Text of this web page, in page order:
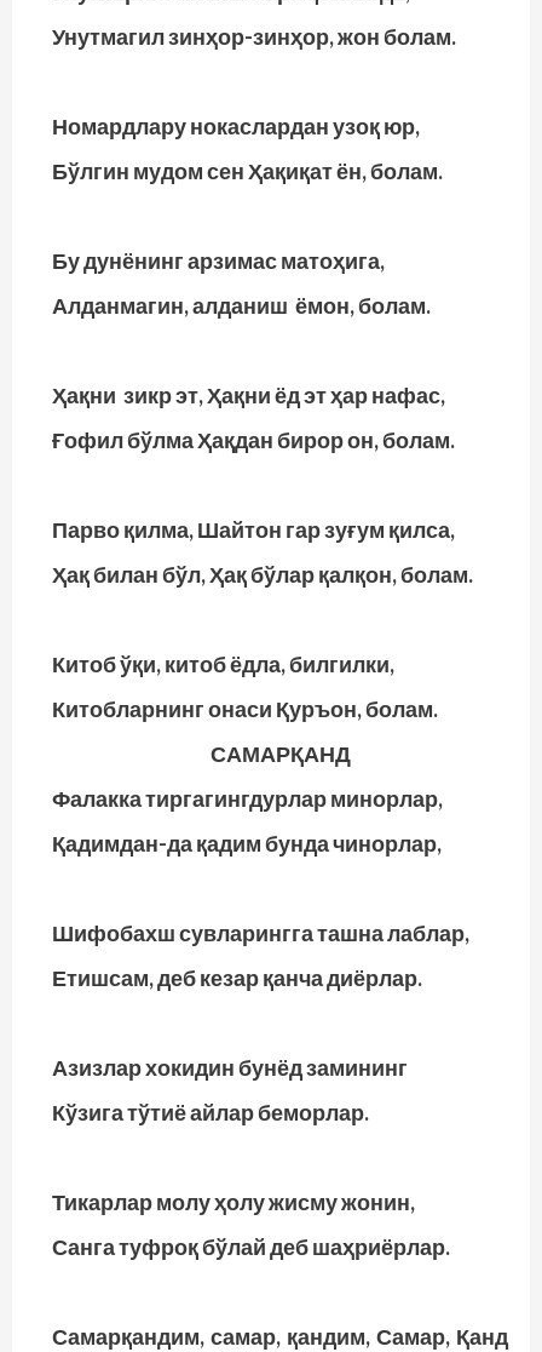
Унутмагил зинҳор-зинҳор, жон болам.
Номардлару нокаслардан узоқ юр,
Бўлгин мудом сен Ҳақиқат ён, болам.
Бу дунёнинг арзимас матоҳига,
Алданмагин, алданиш ёмон, болам.
Ҳақни зикр эт, Ҳақни ёд эт ҳар нафас,
Ғофил бўлма Ҳақдан бирор он, болам.
Парво қилма, Шайтон гар зуғум қилса,
Ҳақ билан бўл, Ҳақ бўлар қалқон, болам.
Китоб ўқи, китоб ёдла, билгилки,
Китобларнинг онаси Қуръон, болам.
САМАРҚАНД
Фалакка тиргагингдурлар минорлар,
Қадимдан-да қадим бунда чинорлар,
Шифобахш сувларингга ташна лаблар,
Етишсам, деб кезар қанча диёрлар.
Азизлар хокидин бунёд замининг
Кўзига тўтиё айлар беморлар.
Тикарлар молу ҳолу жисму жонин,
Санга туфроқ бўлай деб шаҳриёрлар.
Самарқандим, самар, қандим, Самар, Қанд